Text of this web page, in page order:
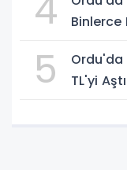
Binlerce
5
Ordu'da
TL'yi